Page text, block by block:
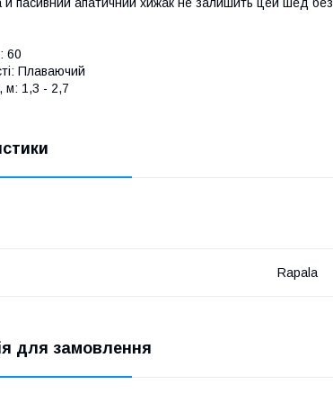
60
Плаваючий
м: 1,3 - 2,7
Rapala
для замовлення